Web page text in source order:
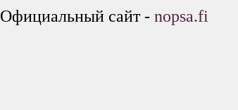
Официальный сайт - nopsa.fi